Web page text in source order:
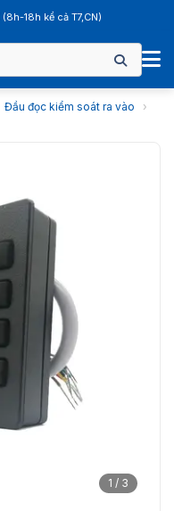
(8h-18h kể cả T7,CN)
Đầu đọc kiểm soát ra vào
›
1 / 3